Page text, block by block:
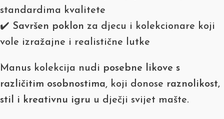
standardima kvalitete
✔️ Savršen poklon za djecu i kolekcionare koji
vole izražajne i realistične lutke
Manus kolekcija nudi posebne likove s
različitim osobnostima, koji donose raznolikost,
stil i kreativnu igru u dječji svijet mašte.